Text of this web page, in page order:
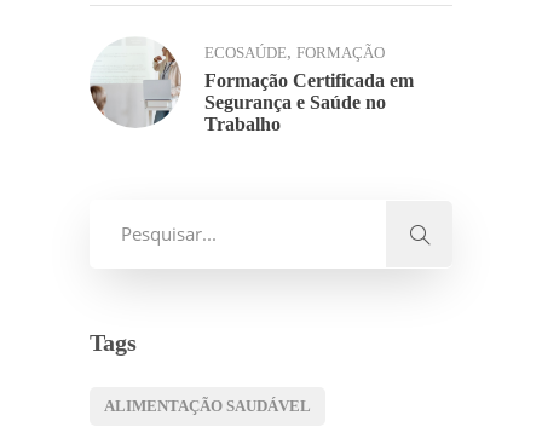
ECOSAÚDE, FORMAÇÃO
Formação Certificada em
Segurança e Saúde no
Trabalho
Tags
ALIMENTAÇÃO SAUDÁVEL